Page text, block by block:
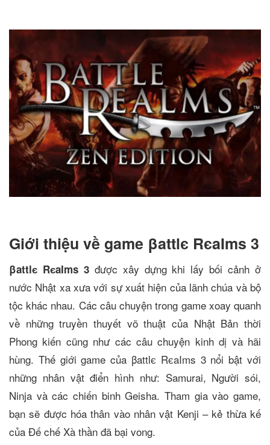
Giới thiệu về game βattlє RєaIms 3
βattlє RєaIms 3được xây dựng khi lấy bối cảnh ở
nước Nhật xa xưa với sự xuất hiện của lãnh chúa và bộ
tộc khác nhau. Các câu chuyện trong game xoay quanh
về những truyền thuyết võ thuật của Nhật Bản thời
Phong kiến cũng như các câu chuyện kinh dị và hãi
hùng. Thế giới game của βattlє RєaIms 3 nổi bật với
những nhân vật điển hình như: Samurai, Người sói,
Ninja và các chiến binh Geisha. Tham gia vào game,
bạn sẽ được hóa thân vào nhân vật Kenji – kẻ thừa kế
của Đế chế Xà thần đã bại vong.